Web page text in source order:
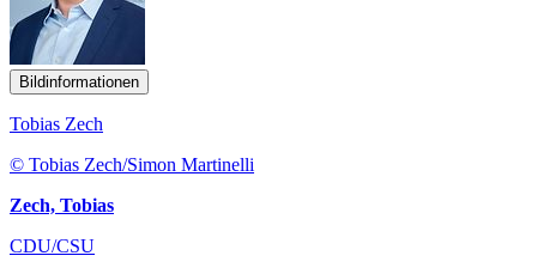
Bildinformationen
Tobias Zech
© Tobias Zech/Simon Martinelli
Zech, Tobias
CDU/CSU